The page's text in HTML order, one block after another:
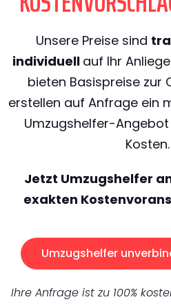
Unsere Preise sind
individuell auf Ihr
bieten Basispreise zur
erstellen auf Anfrage ein
Umzugshelfer-
Kosten.
Jetzt Umzugshelfer
exakten
Umzugshelfer
Ihre Anfrage ist zu 100%